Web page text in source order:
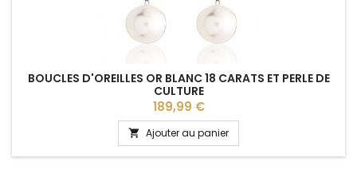
BOUCLES D'OREILLES OR BLANC 18 CARATS ET PERLE DE
CULTURE
Prix
189,99 €
 Ajouter au panier